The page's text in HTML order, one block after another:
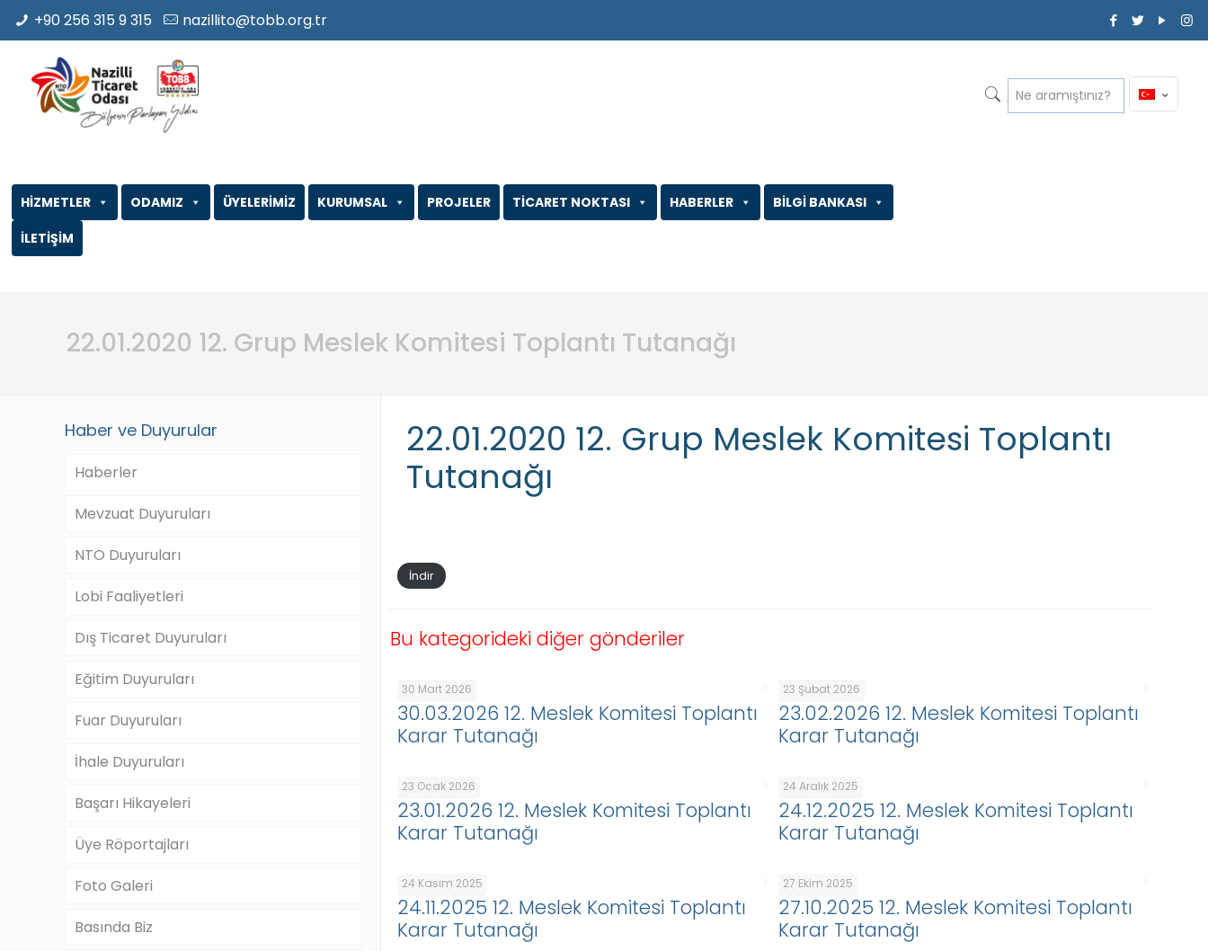
+90 256 315 9 315 nazillito@tobb.org.tr
ODAMIZ
HİZMETLER ÜYELERİMİZ KURUMSAL PROJELER TİCARET NOKTASI HABERLER
BİLGİ BANKASI
İLETİŞİM
22.01.2020 12. Grup Meslek Komitesi Toplantı Tutanağı
22.01.2020 12. Grup Meslek Komitesi Toplantı
Tutanağı
İndir
Bu kategorideki diğer gönderiler
30 Mart 2026
30.03.2026 12. Meslek Komitesi Toplantı
Karar Tutanağı
23 Şubat 2026
23.02.2026 12. Meslek Komitesi Toplantı
Karar Tutanağı
23 Ocak 2026
23.01.2026 12. Meslek Komitesi Toplantı
Karar Tutanağı
24 Aralık 2025
24.12.2025 12. Meslek Komitesi Toplantı
Karar Tutanağı
24 Kasım 2025
24.11.2025 12. Meslek Komitesi Toplantı
Karar Tutanağı
27 Ekim 2025
27.10.2025 12. Meslek Komitesi Toplantı
Karar Tutanağı
Haber ve Duyurular
Haberler
Mevzuat Duyuruları
NTO Duyuruları
Lobi Faaliyetleri
Dış Ticaret Duyuruları
Eğitim Duyuruları
Fuar Duyuruları
İhale Duyuruları
Başarı Hikayeleri
Üye Röportajları
Foto Galeri
Basında Biz